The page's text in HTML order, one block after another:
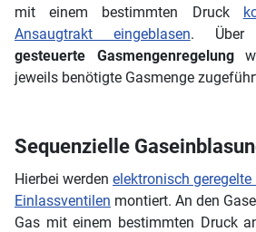
mit einem bestimmten Druck
Ansaugtrakt eingeblasen.
gesteuerte Gasmengenregelung
jeweils benötigte Gasmenge
Sequenzielle
Hierbei werden elektronisch
Einlassventilen montiert. An den
Gas mit einem bestimmten Druck